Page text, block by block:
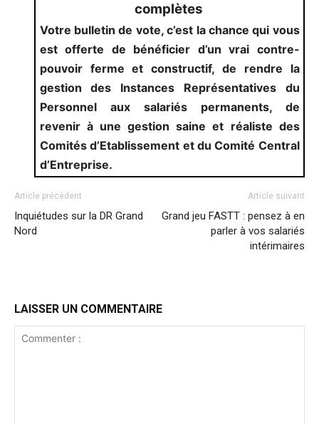
complètes
Votre bulletin de vote, c’est la chance qui vous
est offerte de bénéficier d’un vrai contre-
pouvoir ferme et constructif, de rendre la
gestion des Instances Représentatives du
Personnel aux salariés permanents, de
revenir à une gestion saine et réaliste des
Comités d’Etablissement et du Comité Central
d’Entreprise.
Article précédent
Inquiétudes sur la DR Grand
Nord
Article suivant
Grand jeu FASTT : pensez à en
parler à vos salariés
intérimaires
LAISSER UN COMMENTAIRE